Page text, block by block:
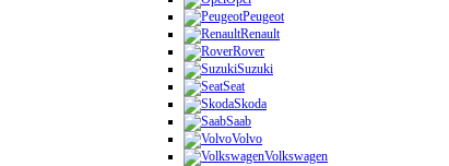
Peugeot
Renault
Rover
Suzuki
Seat
Skoda
Saab
Volvo
Volkswagen